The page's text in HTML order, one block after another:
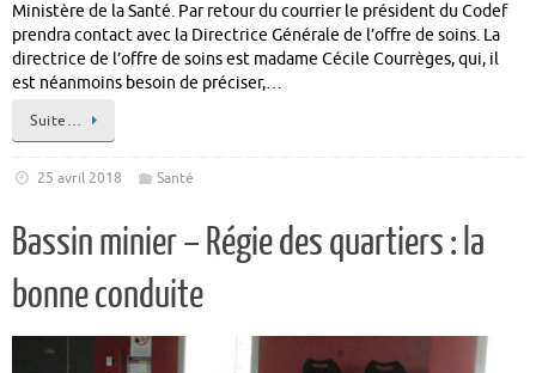
Ministère de la Santé. Par retour du courrier le président du Codef
prendra contact avec la Directrice Générale de l’offre de soins. La
directrice de l’offre de soins est madame Cécile Courrèges, qui, il
est néanmoins besoin de préciser,…
Suite…
25 avril 2018 Santé
Bassin minier – Régie des quartiers : la
bonne conduite